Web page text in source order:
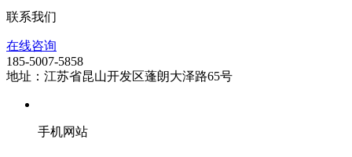
联系我们
在线咨询
185-5007-5858
地址：江苏省昆山开发区蓬朗大泽路65号
手机网站